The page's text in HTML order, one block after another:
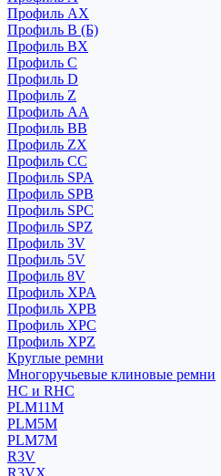
Профиль AX
Профиль B (Б)
Профиль BX
Профиль C
Профиль D
Профиль Z
Профиль АА
Профиль BB
Профиль ZX
Профиль CC
Профиль SPA
Профиль SPB
Профиль SPC
Профиль SPZ
Профиль 3V
Профиль 5V
Профиль 8V
Профиль XPA
Профиль XPB
Профиль XPC
Профиль XPZ
Круглые ремни
Многоручьевые клиновые ремни
HC и RHC
PLM11M
PLM5M
PLM7M
R3V
R3VX